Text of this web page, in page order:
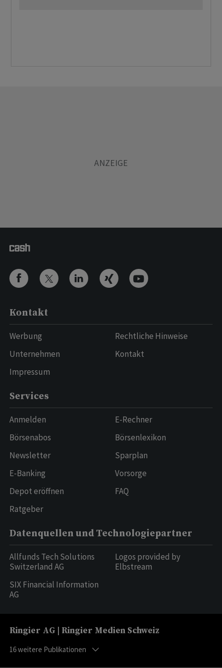
Kontakt
Werbung
Unternehmen
Impressum
Rechtliche Hinweise
Kontakt
Services
Anmelden
Börsenabos
Newsletter
E-Banking
Depot eröffnen
Ratgeber
E-Rechner
Börsenlexikon
Sparplan
Vorsorge
FAQ
Datenquellen und Technologiepartner
Allfunds Tech Solutions
Switzerland AG
SIX Financial Information
AG
Logos provided by
Elbstream
Ringier AG | Ringier Medien Schweiz
16weitere Publikationen